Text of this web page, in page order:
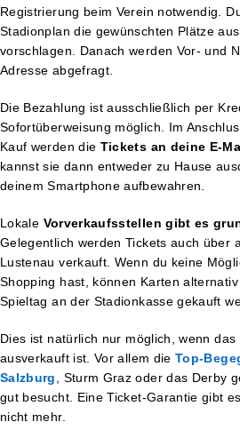
Registrierung beim Verein notwendig.
Stadionplan die gewünschten Plätze
vorschlagen. Danach werden Vor- und
Adresse abgefragt.
Die Bezahlung ist ausschließlich per
Sofortüberweisung möglich. Im
Kauf werden die Tickets an deine E-
kannst sie dann entweder zu Hause
deinem Smartphone aufbewahren.
Lokale Vorverkaufsstellen gibt es
Gelegentlich werden Tickets auch über
Lustenau verkauft. Wenn du keine
Shopping hast, können Karten
Spieltag an der Stadionkasse gekauft
Dies ist natürlich nur möglich, wenn
ausverkauft ist. Vor allem dieTop-
Salzburg
, Sturm Graz oder das Derby
gut besucht. Eine Ticket-Garantie gibt
nicht mehr.